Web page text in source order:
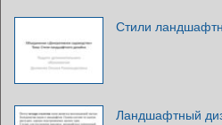
Стили
Ландшафтный